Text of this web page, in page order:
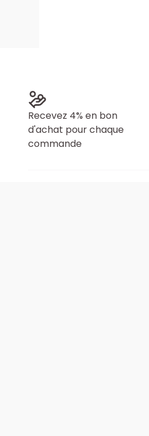
Recevez 4% en bon
d'achat pour chaque
commande